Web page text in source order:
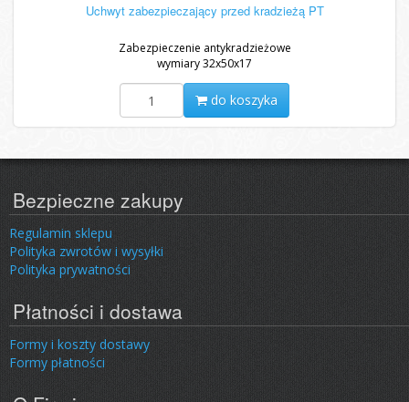
Uchwyt zabezpieczający przed kradzieżą PT
Zabezpieczenie antykradzieżowe
wymiary 32x50x17
do koszyka
Bezpieczne zakupy
Regulamin sklepu
Polityka zwrotów i wysyłki
Polityka prywatności
Płatności i dostawa
Formy i koszty dostawy
Formy płatności